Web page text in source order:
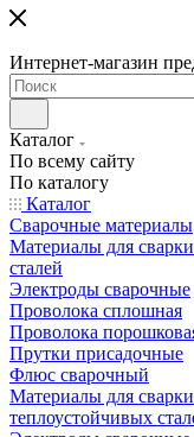
Интернет-магазин
Каталог
По всему сайту
По каталогу
Каталог
Сварочные материалы
Материалы для
сталей
Электроды сварочные
Проволока сплошная
Проволока
Прутки присадочные
Флюс сварочный
Материалы для
теплоустойчивых